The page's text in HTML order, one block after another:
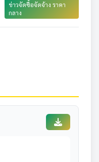
ข่าวจัดซื้อจัดจ้าง ราคา
กลาง